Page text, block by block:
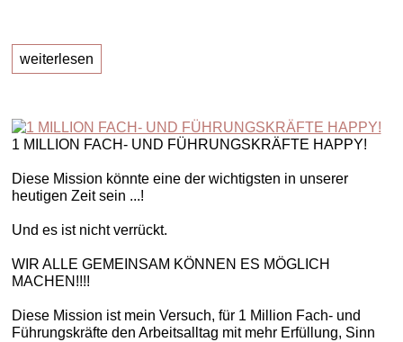
weiterlesen
1 MILLION FACH- UND FÜHRUNGSKRÄFTE HAPPY!
Diese Mission könnte eine der wichtigsten in unserer
heutigen Zeit sein ...!
Und es ist nicht verrückt.
WIR ALLE GEMEINSAM KÖNNEN ES MÖGLICH
MACHEN!!!!
Diese Mission ist mein Versuch, für 1 Million Fach- und
Führungskräfte den Arbeitsalltag mit mehr Erfüllung, Sinn